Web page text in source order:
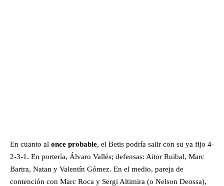
En cuanto al once probable, el Betis podría salir con su ya fijo 4-
2-3-1. En portería, Álvaro Vallés; defensas: Aitor Ruibal, Marc
Bartra, Natan y Valentín Gómez. En el medio, pareja de
contención con Marc Roca y Sergi Altimira (o Nelson Deossa),